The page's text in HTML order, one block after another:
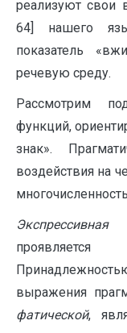
реализуют свои
64] нашего
показатель
речевую среду.
Рассмотрим
функций,
знак».
воздействия на
выражения
фатической,